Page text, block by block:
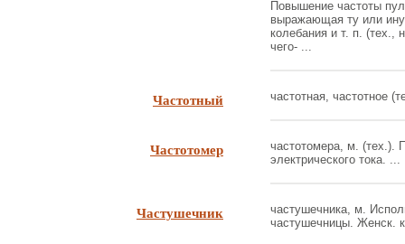
Повышение частоты
выражающая ту или
колебания и т. п. (тех.,
чего- ...
Частотный частотная, частотное
Частотомер
частотомера, м. (тех.).
электрического тока. ...
Частушечник
частушечника, м.
частушечницы. Женск.